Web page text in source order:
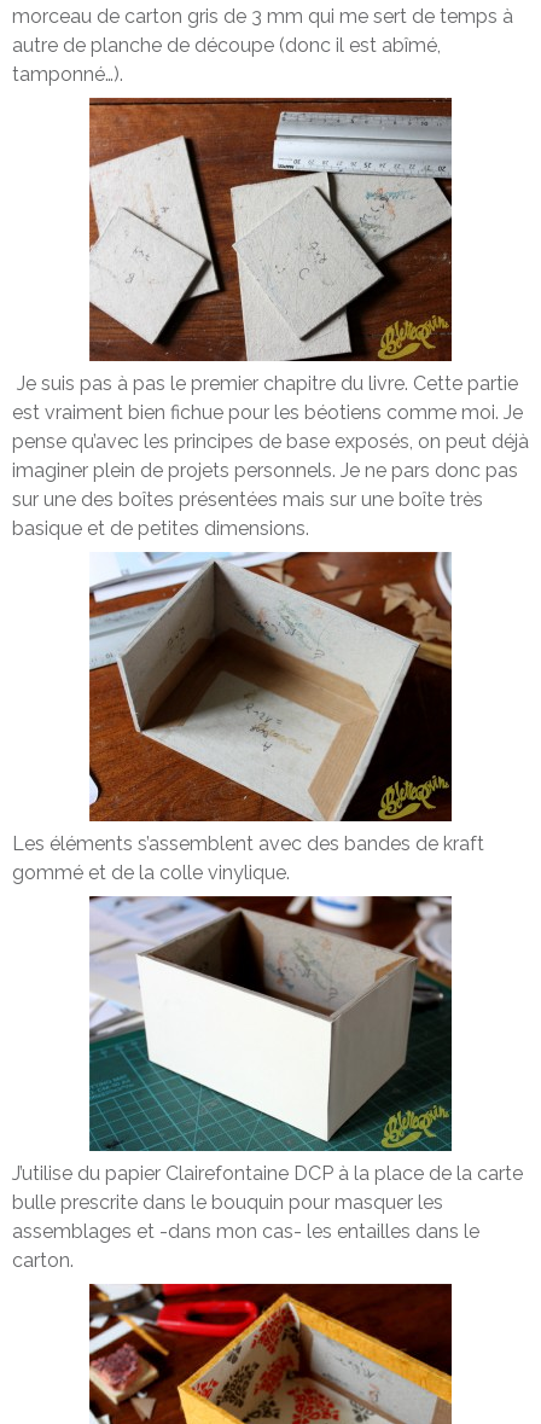
morceau de carton gris de 3 mm qui me sert de temps à
autre de planche de découpe (donc il est abîmé,
tamponné…).
Je suis pas à pas le premier chapitre du livre. Cette partie
est vraiment bien fichue pour les béotiens comme moi. Je
pense qu’avec les principes de base exposés, on peut déjà
imaginer plein de projets personnels. Je ne pars donc pas
sur une des boîtes présentées mais sur une boîte très
basique et de petites dimensions.
Les éléments s’assemblent avec des bandes de kraft
gommé et de la colle vinylique.
J’utilise du papier Clairefontaine DCP à la place de la carte
bulle prescrite dans le bouquin pour masquer les
assemblages et -dans mon cas- les entailles dans le
carton.